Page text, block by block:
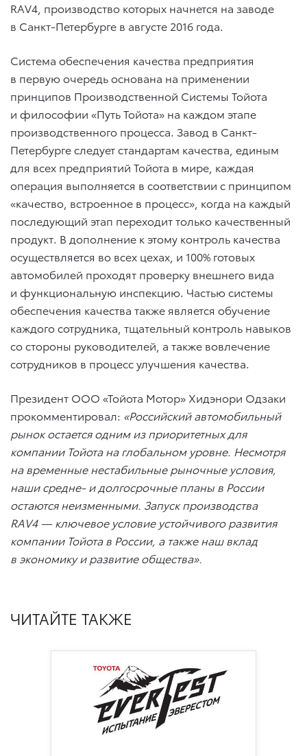
RAV4, производство которых начнется на заводе
в Санкт-Петербурге в августе 2016 года.
Система обеспечения качества предприятия
в первую очередь основана на применении
принципов Производственной Системы Тойота
и философии «Путь Тойота» на каждом этапе
производственного процесса. Завод в Санкт-
Петербурге следует стандартам качества, единым
для всех предприятий Тойота в мире, каждая
операция выполняется в соответствии с принципом
«качество, встроенное в процесс», когда на каждый
последующий этап переходит только качественный
продукт. В дополнение к этому контроль качества
осуществляется во всех цехах, и 100% готовых
автомобилей проходят проверку внешнего вида
и функциональную инспекцию. Частью системы
обеспечения качества также является обучение
каждого сотрудника, тщательный контроль навыков
со стороны руководителей, а также вовлечение
сотрудников в процесс улучшения качества.
Президент ООО «Тойота Мотор» Хидэнори Одзаки
прокомментировал: «Российский автомобильный
рынок остается одним из приоритетных для
компании Тойота на глобальном уровне. Несмотря
на временные нестабильные рыночные условия,
наши средне- и долгосрочные планы в России
остаются неизменными. Запуск производства
RAV4 — ключевое условие устойчивого развития
компании Тойота в России, а также наш вклад
в экономику и развитие общества».
ЧИТАЙТЕ ТАКЖЕ